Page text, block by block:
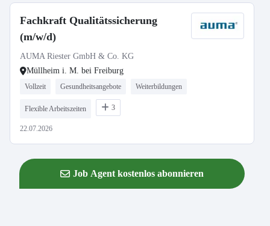
Fachkraft Qualitätssicherung
(m/w/d)
AUMA Riester GmbH & Co. KG
Müllheim i. M. bei Freiburg
Vollzeit Gesundheitsangebote Weiterbildungen
Flexible Arbeitszeiten 3
22.07.2026
Job Agent kostenlos abonnieren